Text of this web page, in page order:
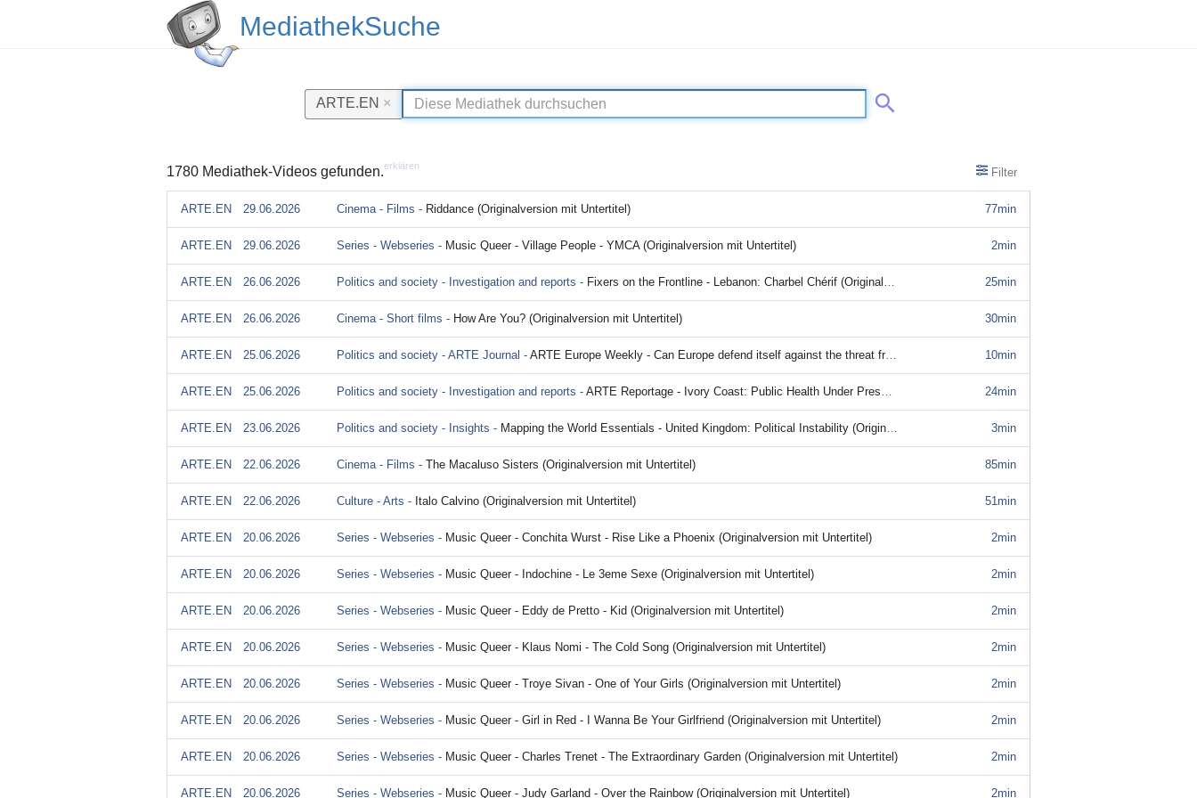
MediathekSuche
ARTE.EN ×
1780 Mediathek-Videos gefunden.erklären Filter
77min
ARTE.EN 29.06.2026 Cinema - Films - Riddance (Originalversion mit Untertitel)
2min
ARTE.EN 29.06.2026 Series - Webseries - Music Queer - Village People - YMCA (Originalversion mit Untertitel)
25min
ARTE.EN 26.06.2026 Politics and society - Investigation and reports - Fixers on the Frontline - Lebanon: Charbel Chérif (Originalversion mit Untertitel)
30min
ARTE.EN 26.06.2026 Cinema - Short films - How Are You? (Originalversion mit Untertitel)
10min
ARTE.EN 25.06.2026 Politics and society - ARTE Journal - ARTE Europe Weekly - Can Europe defend itself against the threat from drones?
24min
ARTE.EN 25.06.2026 Politics and society - Investigation and reports - ARTE Reportage - Ivory Coast: Public Health Under Pressure from Trump (Originalversion mit Untertitel)
3min
ARTE.EN 23.06.2026 Politics and society - Insights - Mapping the World Essentials - United Kingdom: Political Instability (Originalversion mit Untertitel)
85min
ARTE.EN 22.06.2026 Cinema - Films - The Macaluso Sisters (Originalversion mit Untertitel)
51min
ARTE.EN 22.06.2026 Culture - Arts - Italo Calvino (Originalversion mit Untertitel)
2min
ARTE.EN 20.06.2026 Series - Webseries - Music Queer - Conchita Wurst - Rise Like a Phoenix (Originalversion mit Untertitel)
2min
ARTE.EN 20.06.2026 Series - Webseries - Music Queer - Indochine - Le 3eme Sexe (Originalversion mit Untertitel)
2min
ARTE.EN 20.06.2026 Series - Webseries - Music Queer - Eddy de Pretto - Kid (Originalversion mit Untertitel)
2min
ARTE.EN 20.06.2026 Series - Webseries - Music Queer - Klaus Nomi - The Cold Song (Originalversion mit Untertitel)
2min
ARTE.EN 20.06.2026 Series - Webseries - Music Queer - Troye Sivan - One of Your Girls (Originalversion mit Untertitel)
2min
ARTE.EN 20.06.2026 Series - Webseries - Music Queer - Girl in Red - I Wanna Be Your Girlfriend (Originalversion mit Untertitel)
2min
ARTE.EN 20.06.2026 Series - Webseries - Music Queer - Charles Trenet - The Extraordinary Garden (Originalversion mit Untertitel)
2min
ARTE.EN 20.06.2026 Series - Webseries - Music Queer - Judy Garland - Over the Rainbow (Originalversion mit Untertitel)